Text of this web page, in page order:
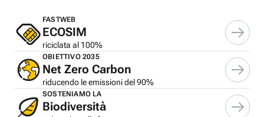
FASTWEB
ECOSIM
riciclata al 100%
OBIETTIVO 2035
Net Zero Carbon
riducendo le emissioni del 90%
SOSTENIAMO LA
Biodiversità